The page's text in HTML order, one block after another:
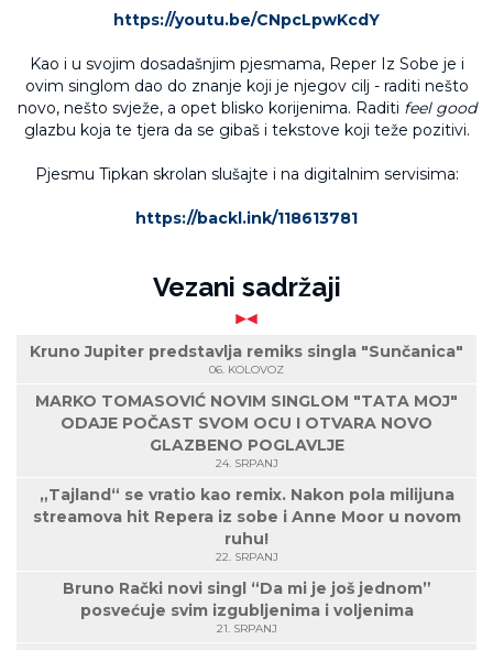
https://youtu.be/CNpcLpwKcdY
Kao i u svojim dosadašnjim pjesmama, Reper Iz Sobe je i
ovim singlom dao do znanje koji je njegov cilj - raditi nešto
novo, nešto svježe, a opet blisko korijenima. Raditi feel good
glazbu koja te tjera da se gibaš i tekstove koji teže pozitivi.
Pjesmu Tipkan skrolan slušajte i na digitalnim servisima:
https://backl.ink/118613781
Vezani sadržaji
Kruno Jupiter predstavlja remiks singla "Sunčanica"
06. KOLOVOZ
MARKO TOMASOVIĆ NOVIM SINGLOM "TATA MOJ"
ODAJE POČAST SVOM OCU I OTVARA NOVO
GLAZBENO POGLAVLJE
24. SRPANJ
„Tajland“ se vratio kao remix. Nakon pola milijuna
streamova hit Repera iz sobe i Anne Moor u novom
ruhu!
22. SRPANJ
Bruno Rački novi singl “Da mi je još jednom”
posvećuje svim izgubljenima i voljenima
21. SRPANJ